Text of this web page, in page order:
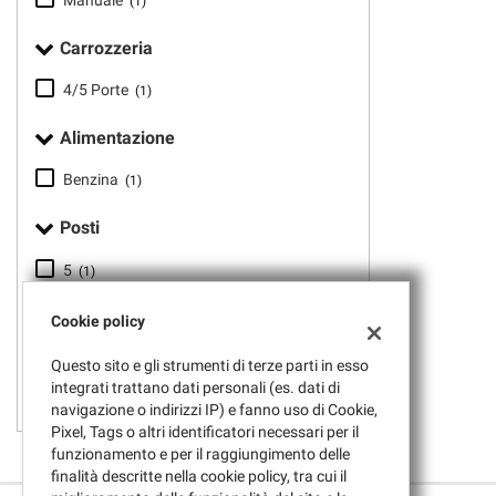
Carrozzeria
4/5 Porte (1)
Alimentazione
Benzina (1)
Posti
5 (1)
Potenza
Cookie policy
Questo sito e gli strumenti di terze parti in esso
integrati trattano dati personali (es. dati di
navigazione o indirizzi IP) e fanno uso di Cookie,
Pixel, Tags o altri identificatori necessari per il
funzionamento e per il raggiungimento delle
finalità descritte nella cookie policy, tra cui il
Cookie delle preferenze
Cookie per il miglioramento dell'esperienza utente
Cookie analitici